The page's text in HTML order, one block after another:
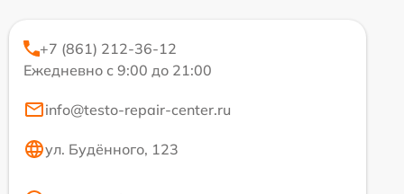
+7 (861) 212-36-12
Ежедневно с 9:00 до 21:00
info@testo-repair-center.ru
ул. Будённого, 123